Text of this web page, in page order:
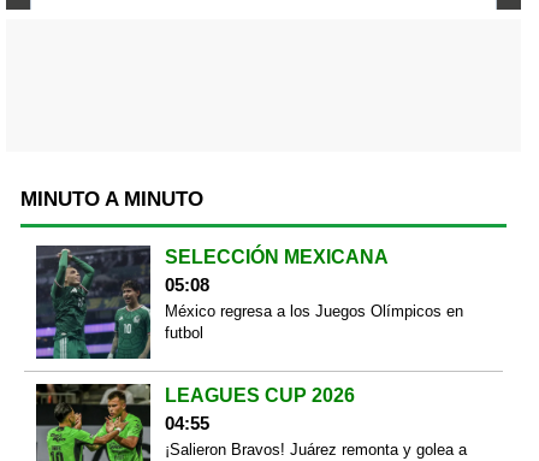
MINUTO A MINUTO
SELECCIÓN MEXICANA
05:08
México regresa a los Juegos Olímpicos en
futbol
LEAGUES CUP 2026
04:55
¡Salieron Bravos! Juárez remonta y golea a